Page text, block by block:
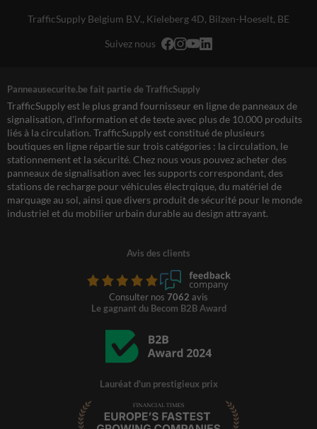
TrafficSupply Belgium B.V., Kieleberg 4D, Bilzen-Hoeselt, BE
Suivez nous
Panneausecurite.be fait partie de TrafficSupply
TrafficSupply est le plus grand fournisseur en ligne de panneaux de
signalisation, d'information et de texte avec plus de 10.000 produits
liés à la circulation. TrafficSupply est constitué de plusieurs
boutiques en ligne répartie sur trois catégories : la circulation, le
stationnement et la sécurité. Chez nous vous pouvez acheter des
panneaux de signalisation avec les supports correspondant, des
stations de recharge pour véhicules électrqique, du matériel de
marquage au sol, ainsi que divers produit de sécurité pour le monde
industriel et du mobilier urbain durable au design attrayant.
Avis des clients
Consulter nos 7062 avis
Le gagnant du Becom B2B Award
Lauréat d'un prestigieux prix